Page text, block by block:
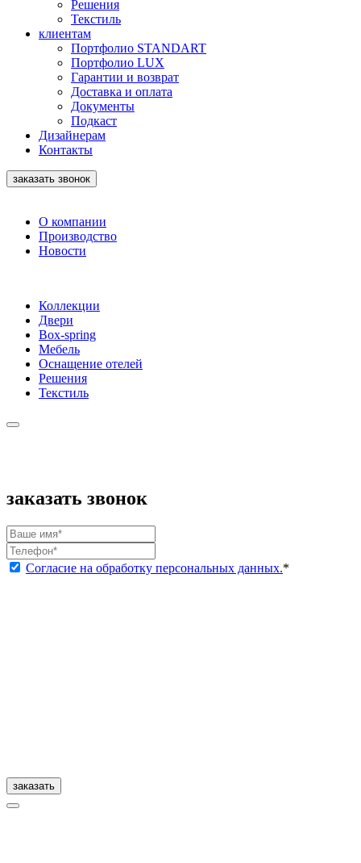
Решения
Текстиль
клиентам
Портфолио STANDART
Портфолио LUX
Гарантии и возврат
Доставка и оплата
Документы
Подкаст
Дизайнерам
Контакты
заказать звонок
О компании
Производство
Новости
Коллекции
Двери
Box-spring
Мебель
Оснащение отелей
Решения
Текстиль
заказать звонок
Согласие на обработку персональных данных.*
заказать